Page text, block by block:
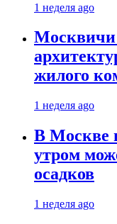
1 неделя ago
Москвичи
жилого
1 неделя ago
В Москве
утром
осадков
1 неделя ago